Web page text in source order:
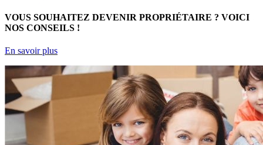
VOUS SOUHAITEZ DEVENIR PROPRIÉTAIRE ? VOICI
NOS CONSEILS !
En savoir plus